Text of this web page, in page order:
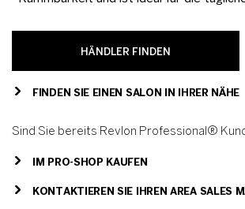
HÄNDLER FINDEN
FINDEN SIE EINEN SALON IN IHRER NÄHE
Sind Sie bereits Revlon Professional®
IM PRO-SHOP KAUFEN
KONTAKTIEREN SIE IHREN AREA SALES